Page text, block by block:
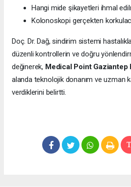
Hangi mide şikayetleri ihmal
Kolonoskopi gerçekten
Doç. Dr. Dağ, sindirim sistemi
düzenli kontrollerin ve doğru
değinerek, Medical Point Gaziantep
alanda teknolojik donanım ve uzman
verdiklerini belirtti.